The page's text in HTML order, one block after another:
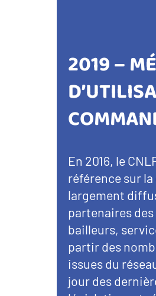
2019 –
En 2016, le
référence sur
largement
partenaires
bailleurs,
partir des
issues du
jour des